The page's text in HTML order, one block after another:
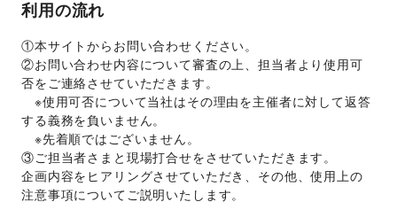
利用の流れ
①本サイトからお問い合わせください。
②お問い合わせ内容について審査の上、担当者より使用可
否をご連絡させていただきます。
※使用可否について当社はその理由を主催者に対して返答
する義務を負いません。
※先着順ではございません。
③ご担当者さまと現場打合せをさせていただきます。
企画内容をヒアリングさせていただき、その他、使用上の
注意事項についてご説明いたします。